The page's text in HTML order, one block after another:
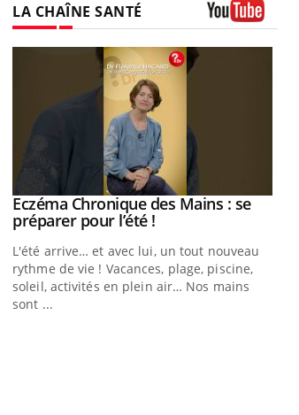
LA CHAÎNE SANTÉ
Youtube
Eczéma Chronique des Mains : se
préparer pour l’été !Youtube
L'été arrive… et avec lui, un tout nouveau
rythme de vie ! Vacances, plage, piscine,
soleil, activités en plein air… Nos mains
sont ...